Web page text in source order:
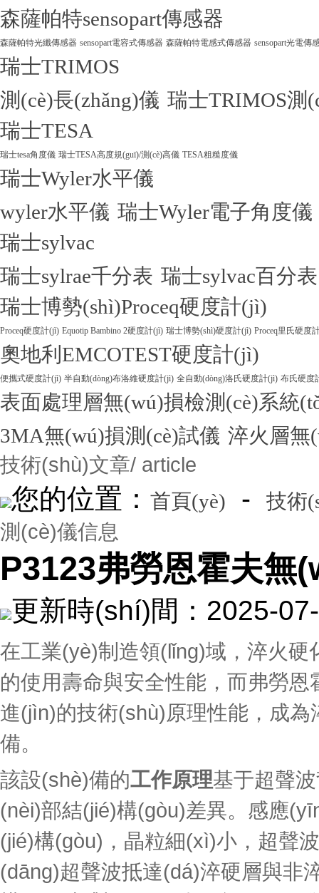
森薩帕特sensopart傳感器
森薩帕特光纖傳感器 sensopart電容式傳感器 森薩帕特電感式傳感器 sensopart光電傳
瑞士TRIMOS
測(cè)長(zhǎng)儀 瑞士TRIMOS測
瑞士TESA
瑞士tesa角度儀 瑞士TESA高度規(guī)/測(cè)高儀 TESA粗糙度儀
瑞士Wyler水平儀
wyler水平儀 瑞士Wyler電子角度儀
瑞士sylvac
瑞士sylrae千分表 瑞士sylvac百分表
瑞士博勢(shì)Proceq硬度計(jì)
Proceq硬度計(jì) Equotip Bambino 2硬度計(jì) 瑞士博勢(shì)硬度計(jì) Proceq里氏硬度
奧地利EMCOTEST硬度計(jì)
便攜式硬度計(jì) 半自動(dòng)布洛維硬度計(jì) 全自動(dòng)洛氏硬度計(jì) 布氏硬度
表面處理層無(wú)損檢測(cè)系統
3MA無(wú)損測(cè)試儀 淬火層無
技術(shù)文章/ article
您的位置： 首頁(yè) - 技術
測(cè)儀信息
P3123弗勞恩霍夫無
更新時(shí)間：
在工業(yè)制造領(lǐng)域，淬
的使用壽命與安全性能，而弗
進(jìn)的技術(shù)原理性能，成
備。
該設(shè)備的工作原理基于超聲
(nèi)部結(jié)構(gòu)差異。感應
(jié)構(gòu)，晶粒細(xì)小，超
(dāng)超聲波抵達(dá)淬硬層與非淬